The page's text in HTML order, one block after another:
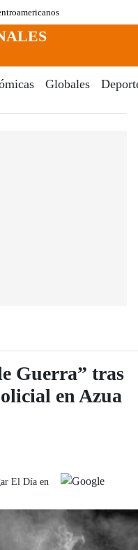
Globales
Guerra” tras
en Azua
El Día en